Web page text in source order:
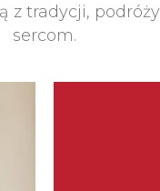
z tradycji,
sercom.